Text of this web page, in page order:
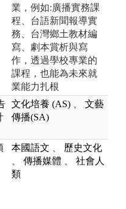
業，例如:廣播實務課
程、台語新聞報導實
務、台灣鄉土教材編
寫、劇本賞析與寫
作，透過學校專業的
課程，也能為未來就
業能力扎根
文化培養 (AS)
文藝
傳播(SA)
本國語文
歷史文化
傳播媒體
社會人
類